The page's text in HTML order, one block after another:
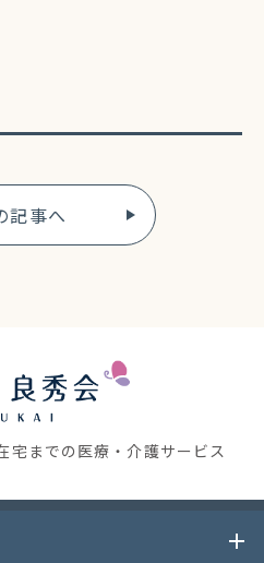
記事へ
宅までの医療・介護サービス